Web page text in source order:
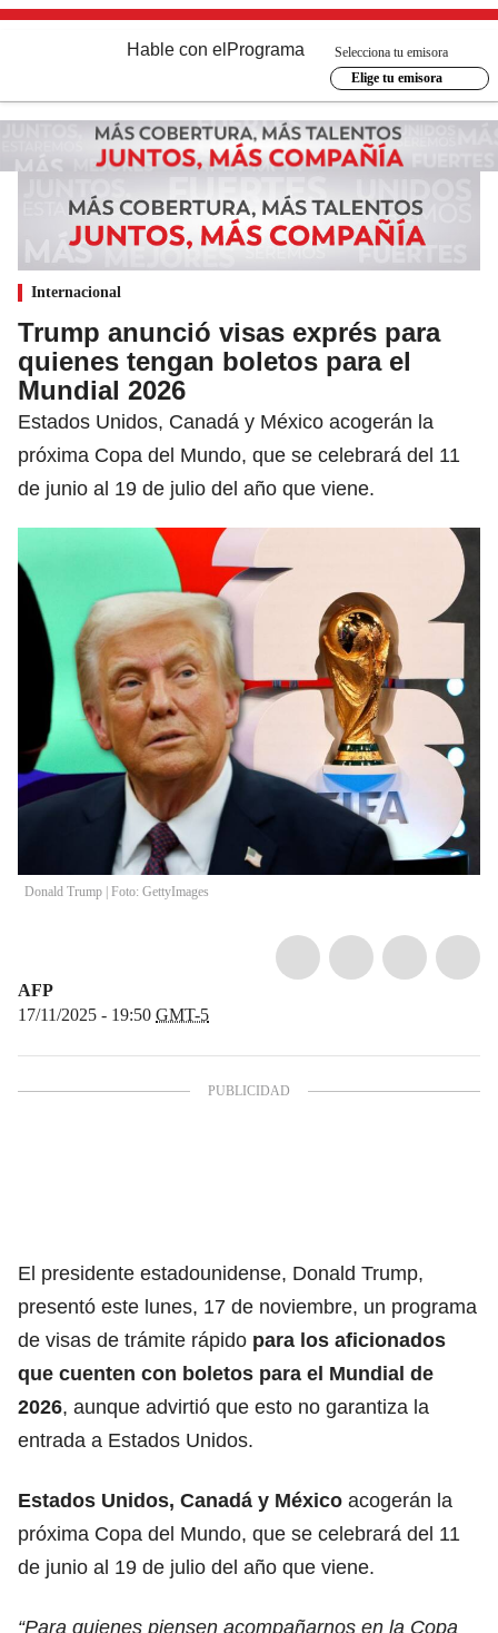
Hable con el Programa
Selecciona tu emisora
Elige tu emisora
Internacional
Trump anunció visas exprés para
quienes tengan boletos para el
Mundial 2026
Estados Unidos, Canadá y México acogerán la
próxima Copa del Mundo, que se celebrará del 11
de junio al 19 de julio del año que viene.
Donald Trump | Foto: GettyImages
AFP
17/11/2025 - 19:50 GMT-5
El presidente estadounidense, Donald Trump,
presentó este lunes, 17 de noviembre, un programa
de visas de trámite rápido para los aficionados
que cuenten con boletos para el Mundial de
2026, aunque advirtió que esto no garantiza la
entrada a Estados Unidos.
Estados Unidos, Canadá y México acogerán la
próxima Copa del Mundo, que se celebrará del 11
de junio al 19 de julio del año que viene.
“Para quienes piensen acompañarnos en la Copa